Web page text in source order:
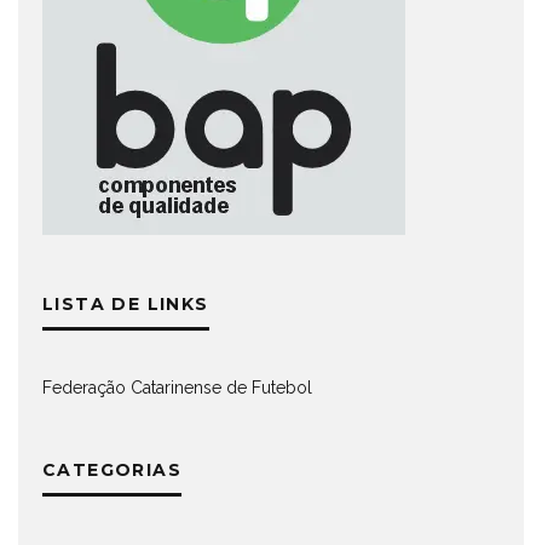
LISTA DE LINKS
Federação Catarinense de Futebol
CATEGORIAS